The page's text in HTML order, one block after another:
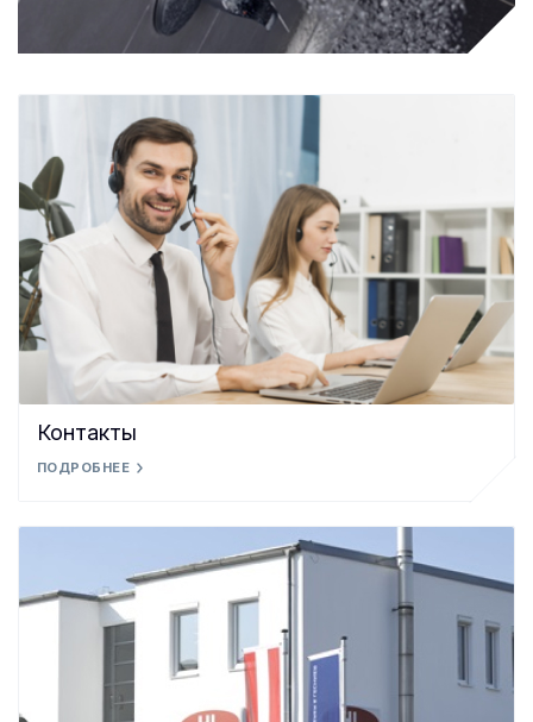
Контакты
ПОДРОБНЕЕ